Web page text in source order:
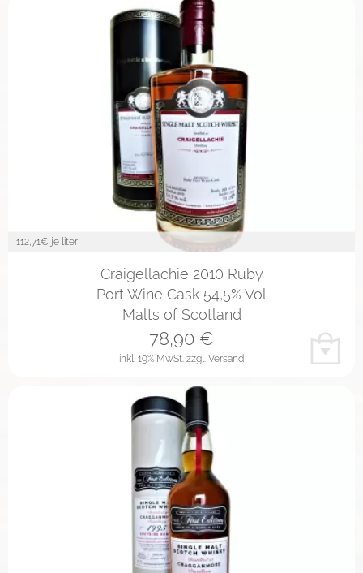
112,71€ je liter
Craigellachie 2010 Ruby
Port Wine Cask 54,5% Vol
Malts of Scotland
inkl. 19% MwSt. zzgl. Versand
78,90 €